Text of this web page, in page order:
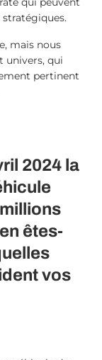
mais nous
univers, qui
pertinent
2024 la
êtes-
vos